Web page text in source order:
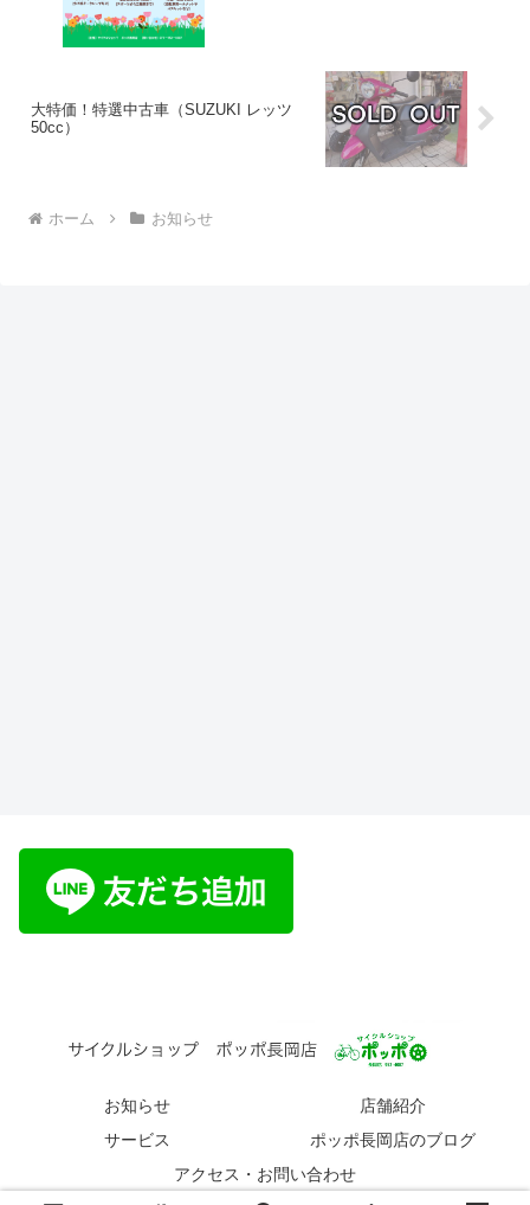
大特価！特選中古車（SUZUKI レッツ
50cc）
ホーム お知らせ
お知らせ
店舗紹介
サービス
ポッポ長岡店のブログ
アクセス・お問い合わせ